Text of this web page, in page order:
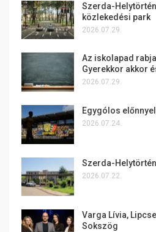
Szerda-
közlekedési park
2026.07.29.
Az iskolapad
Gyerekkor akkor
2026.07.29.
Egygólos
2026.07.24.
Szerda-
2026.07.22.
Varga Lívia,
Sokszög